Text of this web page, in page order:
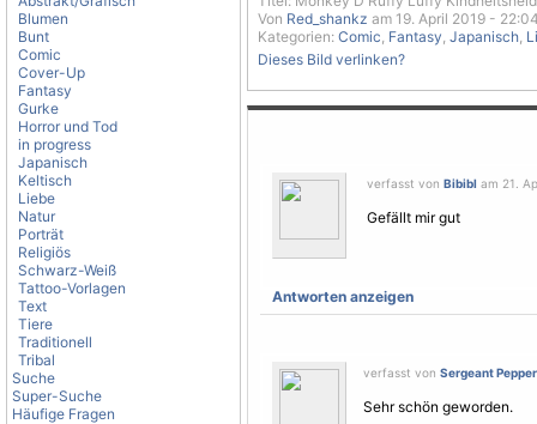
Blumen
Bunt
Comic
Cover-Up
Fantasy
Gurke
Horror und Tod
in progress
Japanisch
Keltisch
Liebe
Natur
Porträt
Religiös
Schwarz-Weiß
Tattoo-Vorlagen
Text
Tiere
Traditionell
Tribal
Suche
Super-Suche
Häufige Fragen
Von Red_shankz am 19. April 2019 -
Kategorien: Comic, Fantasy, Japanisch,
Dieses Bild verlinken?
verfasst von Bibibl am 21.
Gefällt mir gut
Antworten anzeigen
verfasst von Sergeant Pepper
Sehr schön geworden.